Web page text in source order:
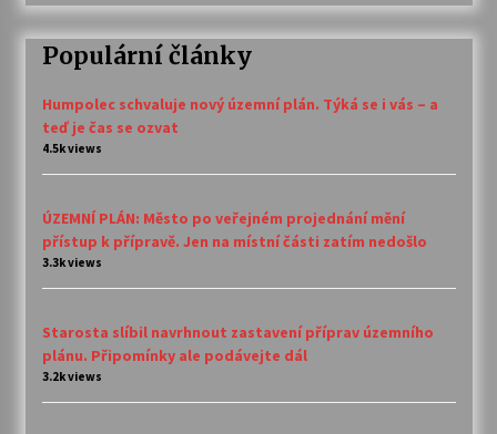
Populární články
Humpolec schvaluje nový územní plán. Týká se i vás – a
teď je čas se ozvat
4.5k views
ÚZEMNÍ PLÁN: Město po veřejném projednání mění
přístup k přípravě. Jen na místní části zatím nedošlo
3.3k views
Starosta slíbil navrhnout zastavení příprav územního
plánu. Připomínky ale podávejte dál
3.2k views